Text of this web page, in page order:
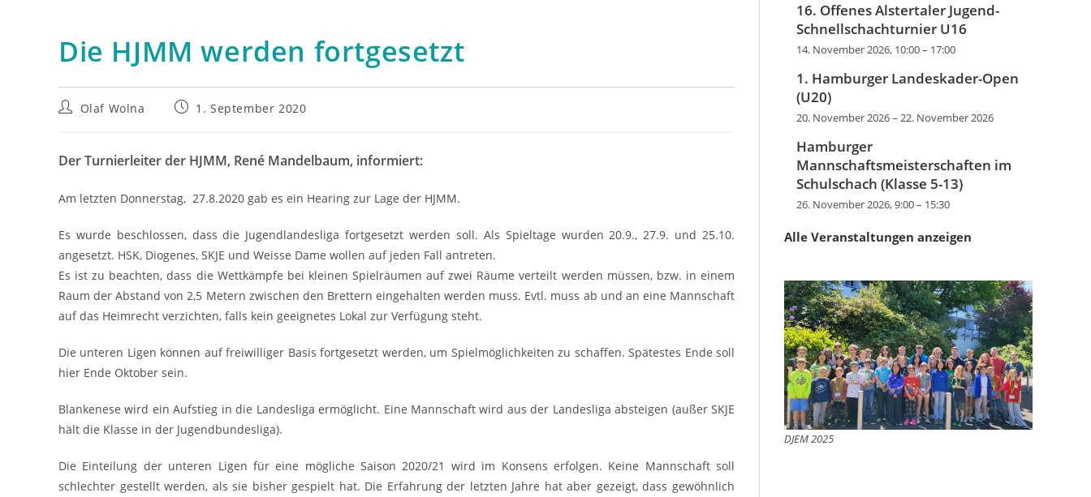
Die HJMM werden fortgesetzt
Beitrags-
Olaf Wolna
Beitrag1. September 2020
Der Turnierleiter der HJMM, René Mandelbaum, informiert:
Am letzten Donnerstag, 27.8.2020 gab es ein Hearing zur Lage der HJMM.
Es wurde beschlossen, dass die Jugendlandesliga fortgesetzt werden soll. Als Spieltage wurden 20.9., 27.9. und 25.10.
angesetzt. HSK, Diogenes, SKJE und Weisse Dame wollen auf jeden Fall antreten.
Es ist zu beachten, dass die Wettkämpfe bei kleinen Spielräumen auf zwei Räume verteilt werden müssen, bzw. in einem
Raum der Abstand von 2,5 Metern zwischen den Brettern eingehalten werden muss. Evtl. muss ab und an eine Mannschaft
auf das Heimrecht verzichten, falls kein geeignetes Lokal zur Verfügung steht.
Die unteren Ligen können auf freiwilliger Basis fortgesetzt werden, um Spielmöglichkeiten zu schaffen. Spätestes Ende soll
hier Ende Oktober sein.
Blankenese wird ein Aufstieg in die Landesliga ermöglicht. Eine Mannschaft wird aus der Landesliga absteigen (außer SKJE
hält die Klasse in der Jugendbundesliga).
Die Einteilung der unteren Ligen für eine mögliche Saison 2020/21 wird im Konsens erfolgen. Keine Mannschaft soll
schlechter gestellt werden, als sie bisher gespielt hat. Die Erfahrung der letzten Jahre hat aber gezeigt, dass gewöhnlich
16. Offenes Alstertaler Jugend-
Schnellschachturnier U16
14. November 2026, 10:00– 17:00
1. Hamburger Landeskader-Open
(U20)
20. November 2026– 22. November 2026
Hamburger
Mannschaftsmeisterschaften im
Schulschach (Klasse 5-13)
26. November 2026, 9:00– 15:30
Alle Veranstaltungen anzeigen
DJEM 2025